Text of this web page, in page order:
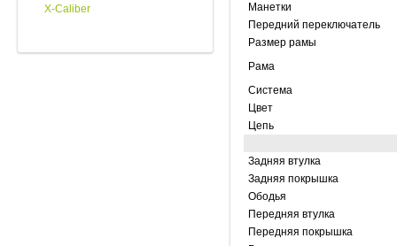
X-Caliber
Манетки
Передний переключатель
Размер рамы
Рама
Система
Цвет
Цепь
Задняя втулка
Задняя покрышка
Ободья
Передняя втулка
Передняя покрышка